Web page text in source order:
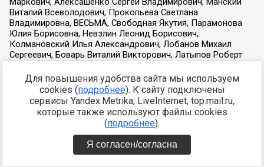
Для повышения удобства сайта мы используем
cookies (подробнее). К сайту подключены
сервисы Yandex.Metrika, LiveInternet, top.mail.ru,
которые также используют файлы cookies
(подробнее).
Я согласен/согласна